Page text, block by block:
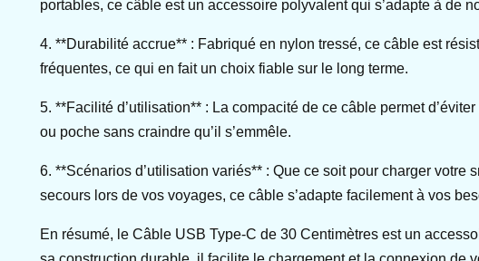
portables, ce câble est un accessoire polyvalent qui s’adapte à de
4. **Durabilité accrue** : Fabriqué en nylon tressé, ce câble est
fréquentes, ce qui en fait un choix fiable sur le long terme.
5. **Facilité d’utilisation** : La compacité de ce câble permet
ou poche sans craindre qu’il s’emmêle.
6. **Scénarios d’utilisation variés** : Que ce soit pour charger
secours lors de vos voyages, ce câble s’adapte facilement à vos
En résumé, le Câble USB Type-C de 30 Centimètres est un